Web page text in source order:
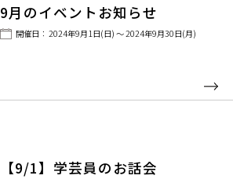
9月のイベントお知らせ
開催日： 2024年9月1日(日) ～ 2024年9月30日(月)
【9/1】学芸員のお話会